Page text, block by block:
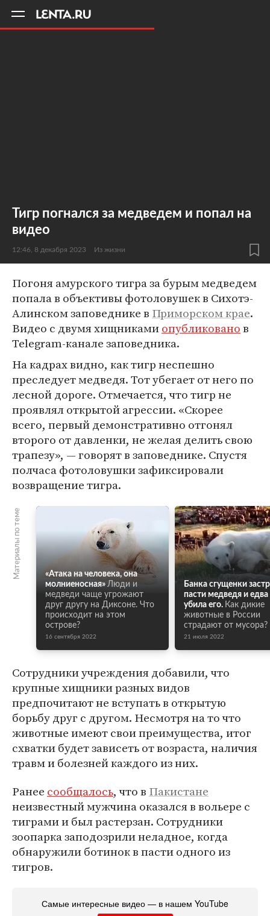
Тигр погнался за медведем и попал на
видео
12:46, 8 декабря 2023 Из жизни
Погоня амурского тигра за бурым медведем
попала в объективы фотоловушек в Сихотэ-
Алинском заповеднике в Приморском крае.
Видео с двумя хищникамиопубликованов
Telegram-канале заповедника.
На кадрах видно, как тигр неспешно
преследует медведя. Тот убегает от него по
лесной дороге. Отмечается, что тигр не
проявлял открытой агрессии. «Скорее
всего, первый демонстративно отгонял
второго от давленки, не желая делить свою
трапезу», — говорят в заповеднике. Спустя
полчаса фотоловушки зафиксировали
возвращение тигра.
Материалы по теме
«Атака на человека, она
молниеносная» Люди и
медведи чаще угрожают
друг другу на Диксоне. Что
происходит на этом
острове?
16 сентября 2022
Банка сгущенки
пасти медведя и едва
убила его. Как дикие
животные в России
страдают от мусора?
21 июля 2022
Сотрудники учреждения добавили, что
крупные хищники разных видов
предпочитают не вступать в открытую
борьбу друг с другом. Несмотря на то что
животные имеют свои преимущества, итог
схватки будет зависеть от возраста, наличия
травм и болезней каждого из них.
Ранее сообщалось, что в Пакистане
неизвестный мужчина оказался в вольере с
тиграми и был растерзан. Сотрудники
зоопарка заподозрили неладное, когда
обнаружили ботинок в пасти одного из
тигров.
Самые интересные видео — в нашем YouTube